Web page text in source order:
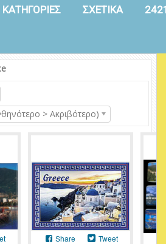
ΚΑΤΗΓΟΡΙΕΣ ΣΧΕΤΙΚΑ
> Ακριβότερο)
Share Tweet